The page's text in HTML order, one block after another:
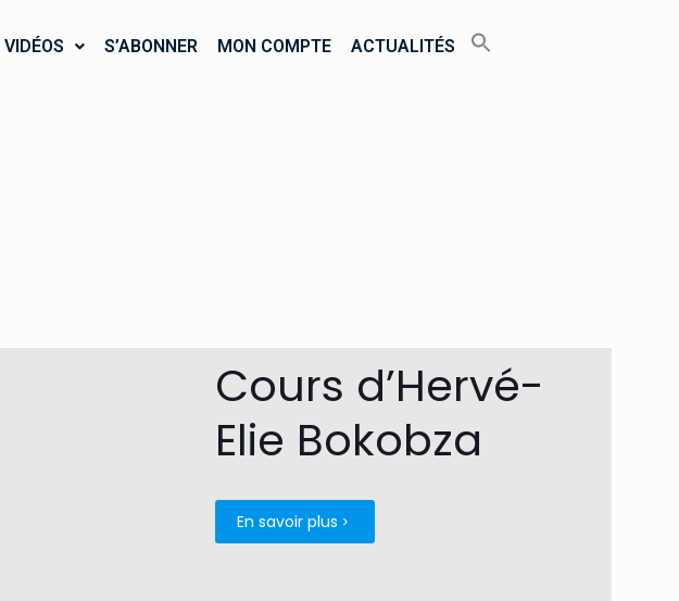
VIDÉOS S’ABONNER MON COMPTE ACTUALITÉS
Cours d’Hervé-
Elie Bokobza
En savoir plus